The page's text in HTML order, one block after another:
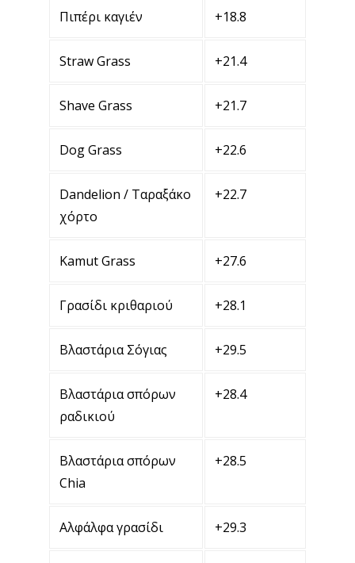
Πιπέρι καγιέν +18.8
Straw Grass +21.4
Shave Grass +21.7
Dog Grass +22.6
Dandelion / Ταραξάκο
χόρτο
+22.7
Kamut Grass +27.6
Γρασίδι κριθαριού +28.1
Βλαστάρια Σόγιας +29.5
Βλαστάρια σπόρων
ραδικιού
+28.4
Βλαστάρια σπόρων
Chia
+28.5
Αλφάλφα γρασίδι +29.3